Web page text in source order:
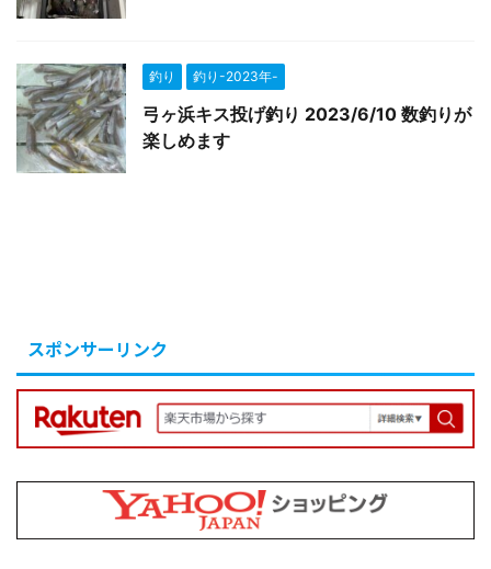
釣り 釣り-2023年-
弓ヶ浜キス投げ釣り 2023/6/10 数釣りが
楽しめます
スポンサーリンク